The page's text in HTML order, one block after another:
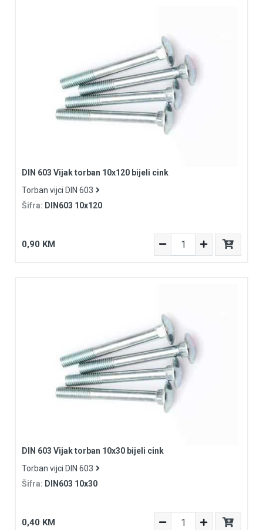
DIN 603 Vijak torban 10x120 bijeli cink
Torban vijci DIN 603
Šifra: DIN603 10x120
0,90 KM
DIN 603 Vijak torban 10x30 bijeli cink
Torban vijci DIN 603
Šifra: DIN603 10x30
0,40 KM